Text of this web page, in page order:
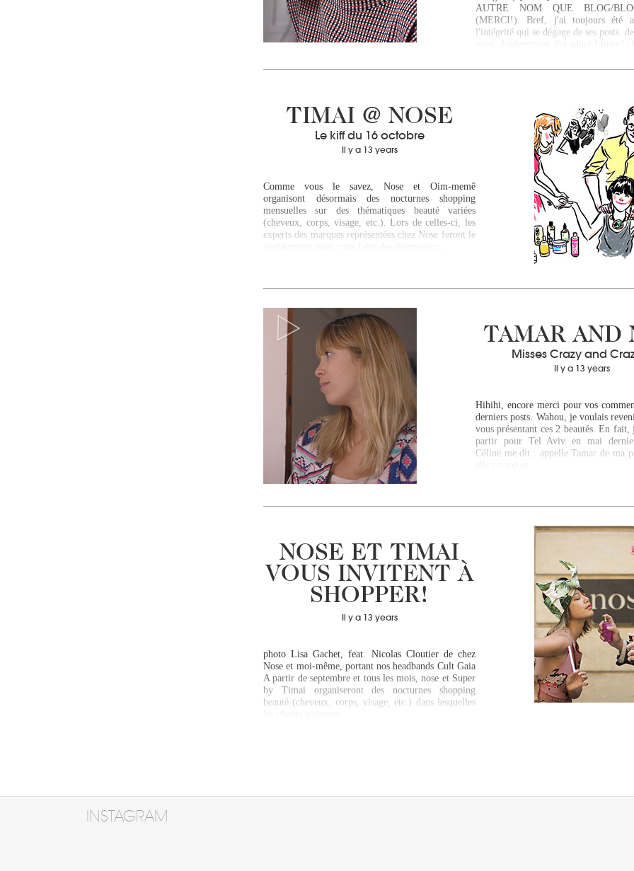
AUTRE NOM QUE BLOG/
(MERCI!). Bref, j'ai toujours été
l'intégrité qui se dégage de ses posts.
TIMAI @ NOSE
Le kiff du 16 octobre
Il y a 13 years
Comme vous le savez, Nose et Oim-memê
organisont désormais des nocturnes shopping
mensuelles sur des thématiques beauté variées
(cheveux, corps, visage, etc.). Lors de celles-ci, les
experts des marques représentées chez Nose feront le
TAMAR AND
Misses Crazy and
Il y a 13 years
Hihihi, encore merci pour vos
derniers posts. Wahou, je voulais
vous présentant ces 2 beautés. En fait,
partir pour Tel Aviv en mai
Céline me dit : appelle Tamar de ma
NOSE ET TIMAI
VOUS INVITENT À
SHOPPER!
Il y a 13 years
photo Lisa Gachet, feat. Nicolas Cloutier de chez
Nose et moi-même, portant nos headbands Cult Gaia
A partir de septembre et tous les mois, nose et Super
by Timai organiseront des nocturnes shopping
beauté (cheveux, corps, visage, etc.) dans lesquelles
INSTAGRAM